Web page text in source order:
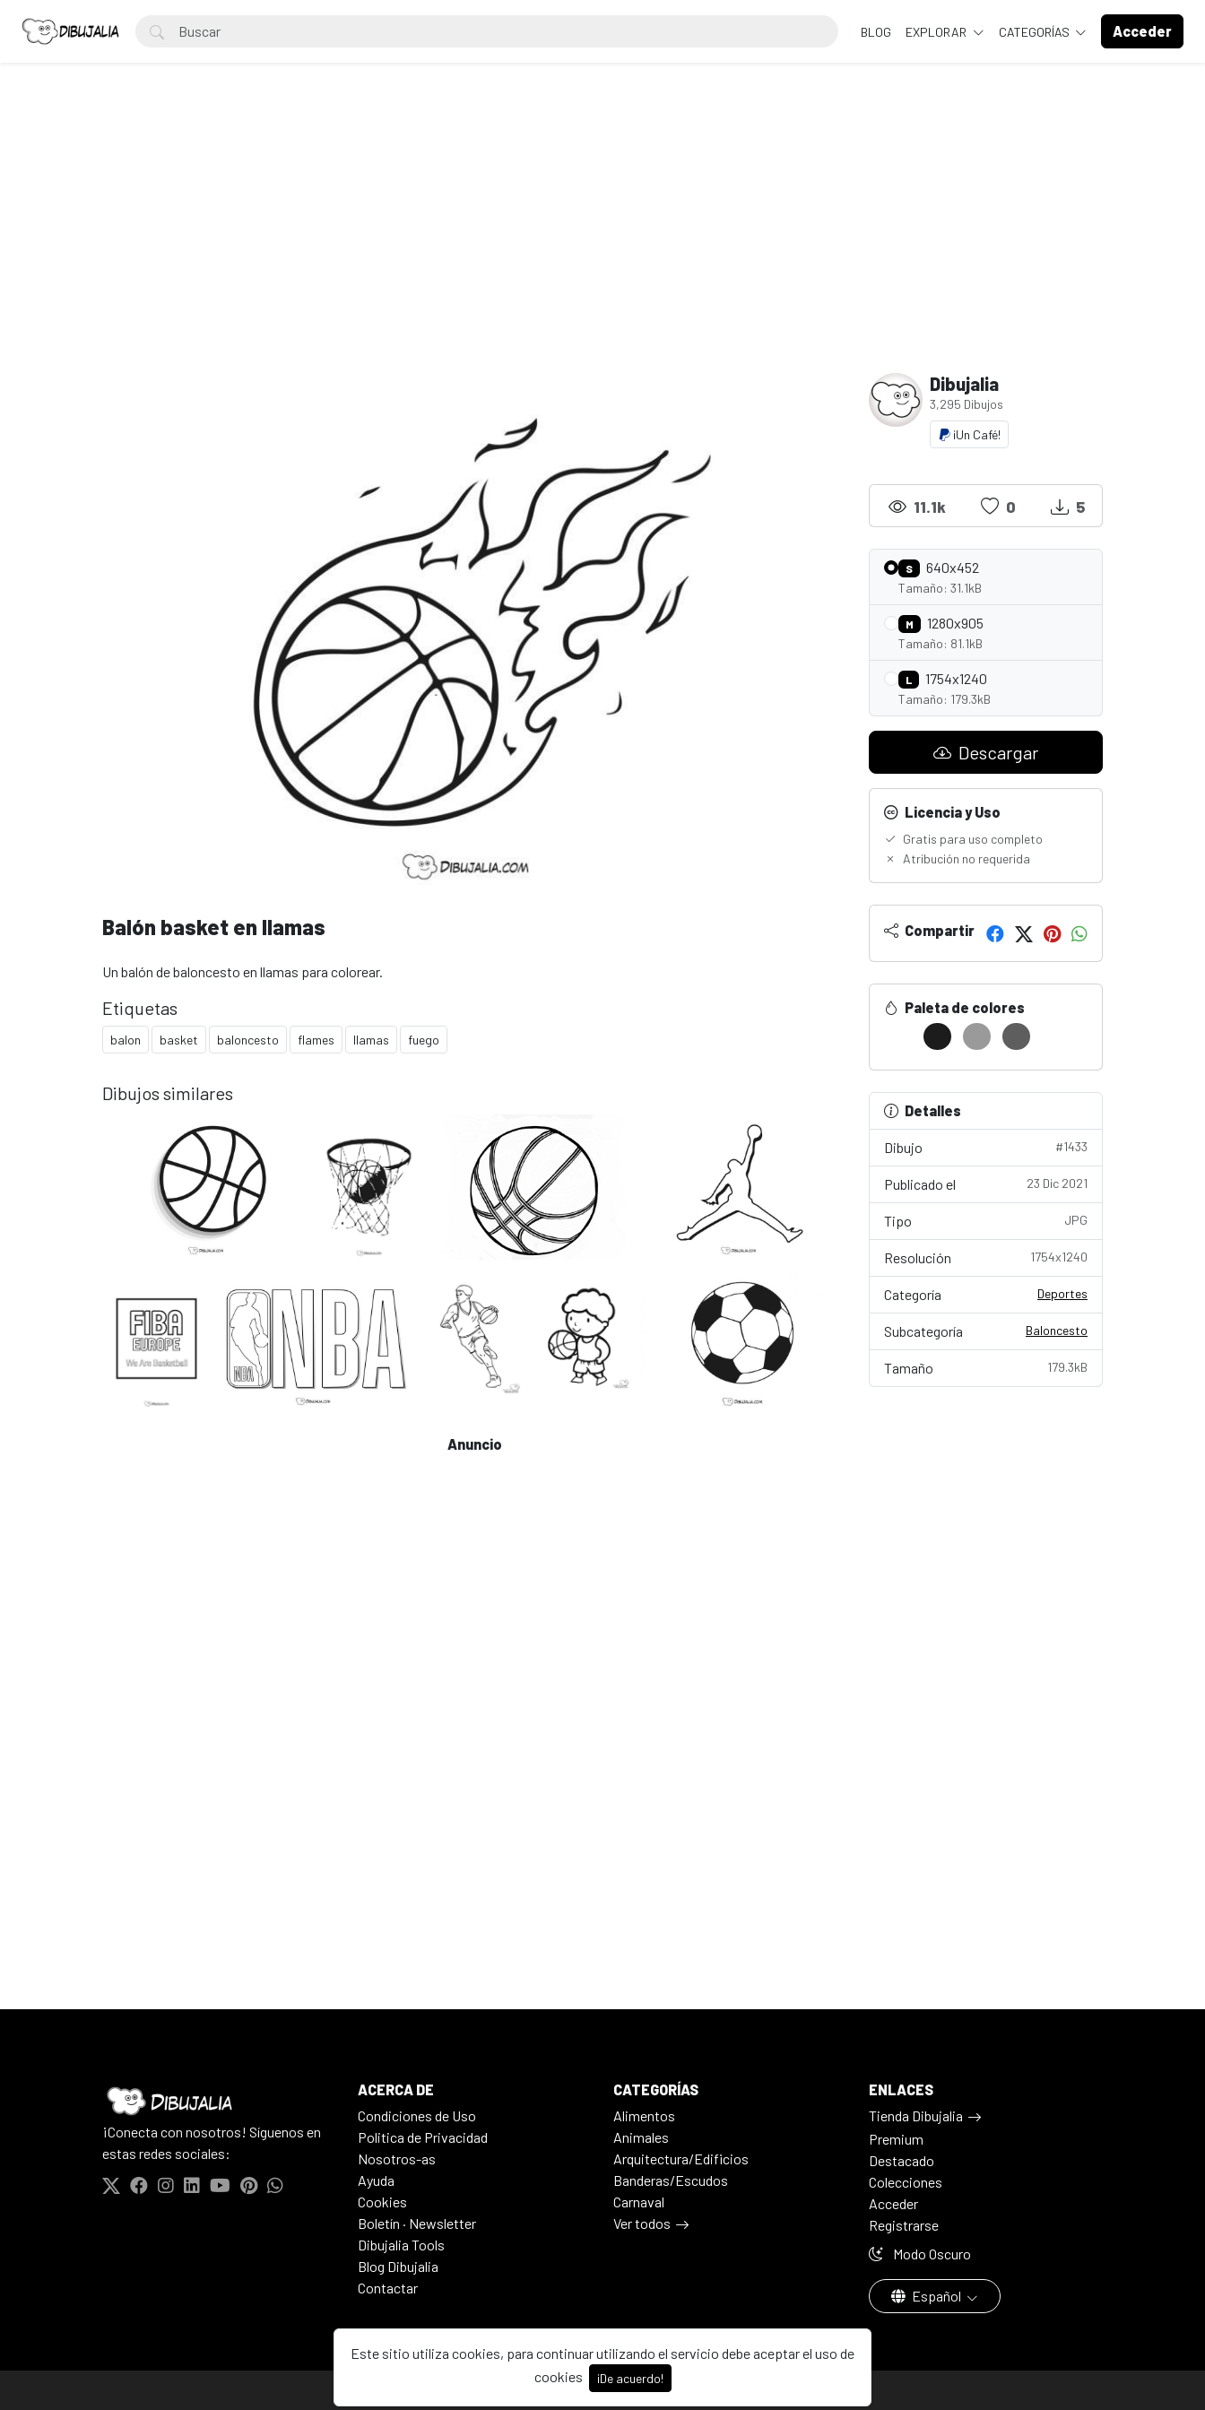
Este sitio utiliza cookies, para continuar utilizando el servicio debe aceptar el uso de
cookies
¡De acuerdo!
BLOG EXPLORAR CATEGORÍAS Acceder
Balón basket en llamas
Un balón de baloncesto en llamas para colorear.
Etiquetas
balon basket baloncesto flames llamas fuego
Dibujos similares
Anuncio
Dibujalia
3,295 Dibujos
¡Un Café!
11.1k 0 5
S 640x452
Tamaño: 31.1kB
M 1280x905
Tamaño: 81.1kB
L 1754x1240
Tamaño: 179.3kB
Descargar
Licencia y Uso
Gratis para uso completo
Atribución no requerida
Compartir
Paleta de colores
Detalles
Dibujo #1433
Publicado el 23 Dic 2021
Tipo JPG
Resolución 1754x1240
Categoría Deportes
Subcategoría Baloncesto
Tamaño 179.3kB
¡Conecta con nosotros! Síguenos en
estas redes sociales:
ACERCA DE
Condiciones de Uso
Politica de Privacidad
Nosotros-as
Ayuda
Cookies
Boletín · Newsletter
Dibujalia Tools
Blog Dibujalia
Contactar
CATEGORÍAS
Alimentos
Animales
Arquitectura/Edificios
Banderas/Escudos
Carnaval
Ver todos
ENLACES
Tienda Dibujalia
Premium
Destacado
Colecciones
Acceder
Registrarse
Modo Oscuro
Español
© 2026 - Dibujalia ha sido ⚙️ con ♥️ en ABC · Castilla-La Mancha · España